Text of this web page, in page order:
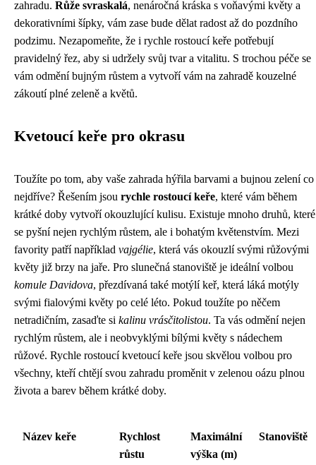
zahradu. Růže svraskalá, nenáročná kráska s voňavými květy a
dekorativními šípky, vám zase bude dělat radost až do pozdního
podzimu. Nezapomeňte, že i rychle rostoucí keře potřebují
pravidelný řez, aby si udržely svůj tvar a vitalitu. S trochou péče se
vám odmění bujným růstem a vytvoří vám na zahradě kouzelné
zákoutí plné zeleně a květů.
Kvetoucí keře pro okrasu
Toužíte po tom, aby vaše zahrada hýřila barvami a bujnou zelení co
nejdříve? Řešením jsou rychle rostoucí keře, které vám během
krátké doby vytvoří okouzlující kulisu. Existuje mnoho druhů, které
se pyšní nejen rychlým růstem, ale i bohatým květenstvím. Mezi
favority patří například vajgélie, která vás okouzlí svými růžovými
květy již brzy na jaře. Pro slunečná stanoviště je ideální volbou
komule Davidova, přezdívaná také motýlí keř, která láká motýly
svými fialovými květy po celé léto. Pokud toužíte po něčem
netradičním, zasaďte si kalinu vrásčitolistou. Ta vás odmění nejen
rychlým růstem, ale i neobvyklými bílými květy s nádechem
růžové. Rychle rostoucí kvetoucí keře jsou skvělou volbou pro
všechny, kteří chtějí svou zahradu proměnit v zelenou oázu plnou
života a barev během krátké doby.
Název keře
Rychlost
růstu
Maximální
výška (m)
Stanoviště